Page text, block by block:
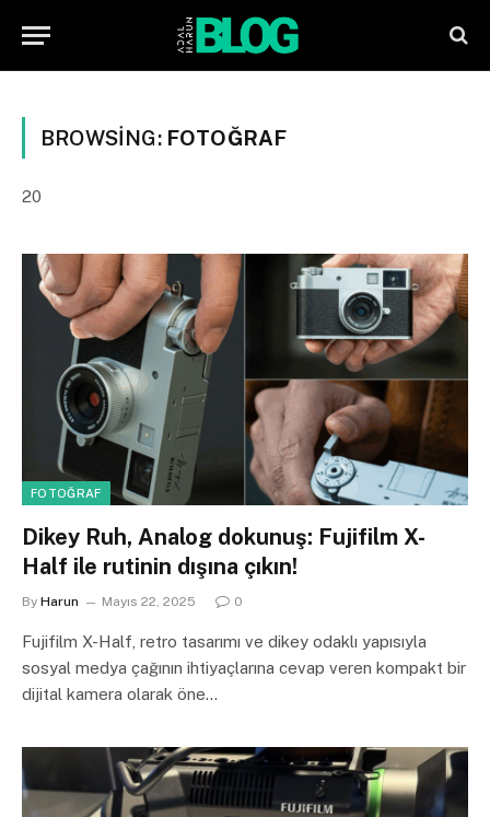
BROWSING: FOTOĞRAF
20
FOTOĞRAF
Dikey Ruh, Analog dokunuş: Fujifilm X-
Half ile rutinin dışına çıkın!
By Harun Mayıs 22, 2025 0
Fujifilm X-Half, retro tasarımı ve dikey odaklı yapısıyla
sosyal medya çağının ihtiyaçlarına cevap veren kompakt bir
dijital kamera olarak öne…